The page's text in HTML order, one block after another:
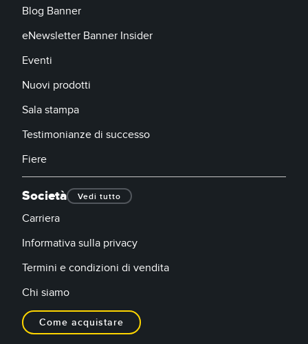
Blog Banner
eNewsletter Banner Insider
Eventi
Nuovi prodotti
Sala stampa
Testimonianze di successo
Fiere
Società Vedi tutto
Carriera
Informativa sulla privacy
Termini e condizioni di vendita
Chi siamo
Come acquistare